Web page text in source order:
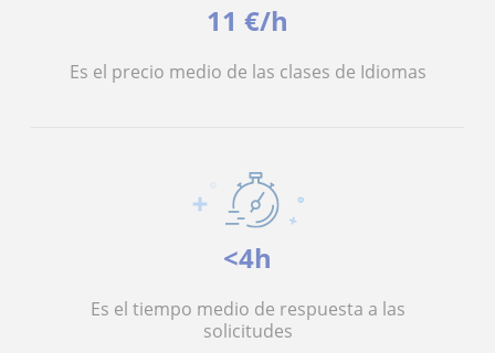
11 €/h
Es el precio medio de las clases de Idiomas
<4h
Es el tiempo medio de respuesta a las
solicitudes